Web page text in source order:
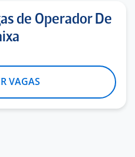
de Operador De
VAGAS